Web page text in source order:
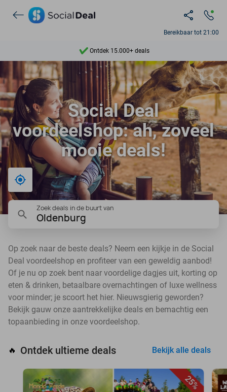
Bereikbaar tot 21:00
7 dagen per week beschikbaar
10+ miljoen leden
9,4
Ontdek 15.000+ deals
Social Deal
voordeelshop: ah, zoveel
mooie deals!
Bij mij in de buurt
Zoek deals in de buurt van
Oldenburg
Op zoek naar de beste deals? Neem een kijkje in de Social
Deal voordeelshop en profiteer van een geweldig aanbod!
Of je nu op zoek bent naar voordelige dagjes uit, korting op
eten & drinken, betaalbare overnachtingen of luxe wellness
voor minder; je scoort het hier. Nieuwsgierig geworden?
Bekijk gauw onze aantrekkelijke deals en bemachtig een
topaanbieding in onze voordeelshop.
🔥 Ontdek ultieme deals Bekijk alle deals
25%